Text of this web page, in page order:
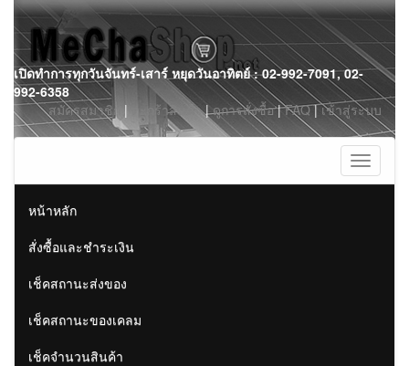
Skip
to
content
เปิดทำการทุกวันจันทร์-เสาร์ หยุดวันอาทิตย์ : 02-992-7091, 02-
992-6358
สมัครสมาชิก | ตะกร้าสินค้า|ดูการสั่งซื้อ|FAQ|เข้าสู่ระบบ
Toggle
หน้าหลัก
สั่งซื้อและชำระเงิน
เช็คสถานะส่งของ
เช็คสถานะของเคลม
เช็คจำนวนสินค้า